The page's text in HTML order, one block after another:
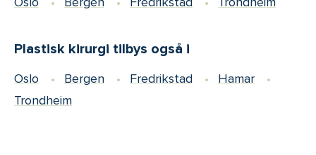
Plastisk kirurgi tilbys også i
Oslo Bergen Fredrikstad
Hamar
Trondheim